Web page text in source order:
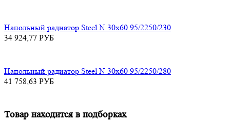
Напольный радиатор Steel N 30х60 95/2250/230
34 924,77 РУБ
Напольный радиатор Steel N 30х60 95/2250/280
41 758,63 РУБ
Товар находится в подборках